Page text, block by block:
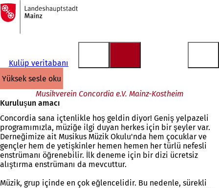
İçeriğe atla
Ana
sayfaya
Kulüp veritabanı
yüksek sesle oku
Musikverein Concordia e.V. Mainz-Kostheim
Kuruluşun amacı
Concordia sana içtenlikle hoş geldin diyor! Geniş yelpazeli
programımızla, müziğe ilgi duyan herkes için bir şeyler var.
Derneğimize ait Musikus Müzik Okulu'nda hem çocuklar ve
gençler hem de yetişkinler hemen hemen her türlü nefesli
enstrümanı öğrenebilir. İlk deneme için bir dizi ücretsiz
alıştırma enstrümanı da mevcuttur.
Müzik, grup içinde en çok eğlencelidir. Bu nedenle, sürekli